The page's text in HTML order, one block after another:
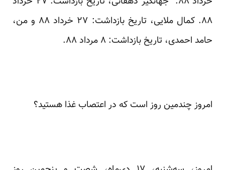
۸۸. کمال ملایی، تاریخ بازداشت: ۲۷ خرداد ۸۸ و من،
حامد احمدی، تاریخ بازداشت: ۸ مرداد ۸۸.
امروز چندمین روز است که در اعتصاب غذا هستید؟